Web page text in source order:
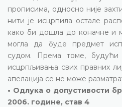
прописима, односно није
нити је исцрпила остале
како би дошла до коначне и
могла да буде предмет
судом. Према томе,
исцрпљивања свих правних
апелација се не може
• Одлука о допустивости
2006. године, став 4